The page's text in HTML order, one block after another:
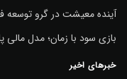
آینده معیشت در گرو توسعه
بازی سود با زمان؛ مدل مالی
خبرهای اخیر